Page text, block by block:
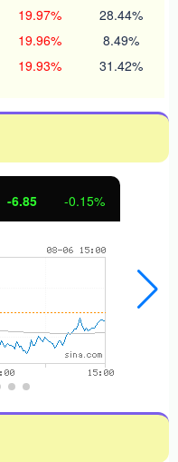
19.97% 28.44%
19.96% 8.49%
19.93% 31.42%
-6.85 -0.15%